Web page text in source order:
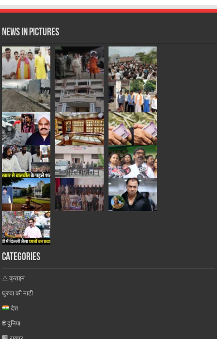
News in Pictures
Categories
⚠️ क्राइम
घुरुवा की माटी
देश
🌐 दुनिया